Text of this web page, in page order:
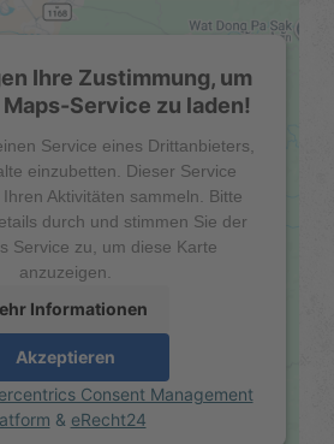
Ihre Zustimmung, um
Service zu laden!
Service eines Drittanbieters,
einzubetten. Dieser Service
Aktivitäten sammeln. Bitte
durch und stimmen Sie der
Service zu, um diese Karte
anzuzeigen.
Informationen
Akzeptieren
Consent Management
& eRecht24